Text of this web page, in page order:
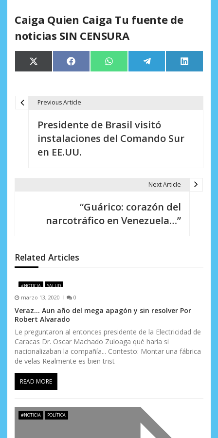
Caiga Quien Caiga Tu fuente de
noticias SIN CENSURA
Compartir
en
X
(Twitter)
Compartir
en
Facebook Compartir
en
WhatsApp Compartir
en
Telegram
en
LinkedIn
ó
n
d
e
e
n
t
r
a
d
Previous Article
Presidente de Brasil visitó
instalaciones del Comando Sur
en EE.UU.
Next Article
“Guárico: corazón del
narcotráfico en Venezuela…”
Related Articles
#NOTICIA SALUD
marzo 13, 2020 0
Veraz… Aun año del mega apagón y sin resolver Por
Robert Alvarado
Le preguntaron al entonces presidente de la Electricidad de
Caracas Dr. Oscar Machado Zuloaga qué haría si
nacionalizaban la compañía... Contesto: Montar una fábrica
de velas Realmente es bien trist
READ MORE
#NOTICIA POLÍTICA